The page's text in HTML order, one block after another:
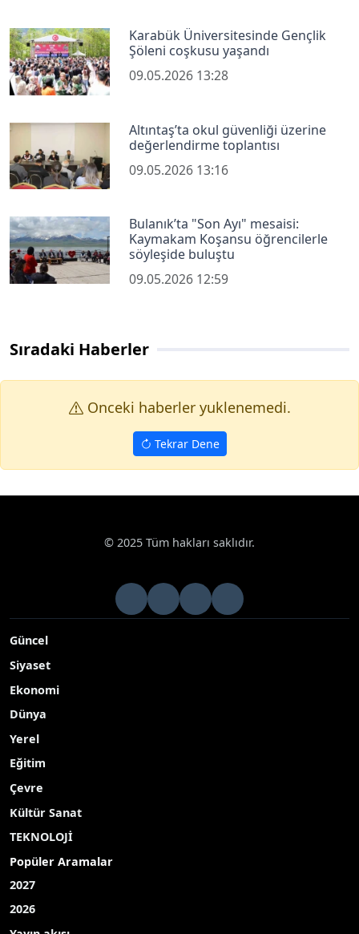
Karabük Üniversitesinde Gençlik
Şöleni coşkusu yaşandı
09.05.2026 13:28
Altıntaş’ta okul güvenliği üzerine
değerlendirme toplantısı
09.05.2026 13:16
Bulanık’ta "Son Ayı" mesaisi:
Kaymakam Koşansu öğrencilerle
söyleşide buluştu
09.05.2026 12:59
Sıradaki Haberler
Onceki haberler yuklenemedi.
Tekrar Dene
Eğitim KBÜ’de kimya öğrencileri için önlük giyme
töreni düzenlendi
Karabük Üniversitesi’nde (KBÜ) düzenlenen törende Kimya